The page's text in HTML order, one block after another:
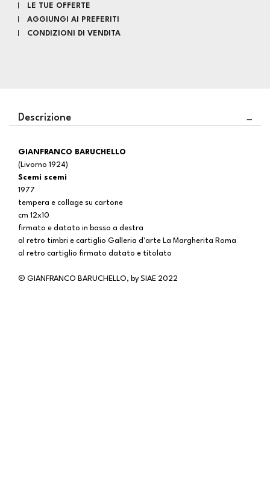
LE TUE OFFERTE
AGGIUNGI AI PREFERITI
CONDIZIONI DI VENDITA
Descrizione
GIANFRANCO BARUCHELLO
(Livorno 1924)
Scemi scemi
1977
tempera e collage su cartone
cm 12x10
firmato e datato in basso a destra
al retro timbri e cartiglio Galleria d'arte La Margherita Roma
al retro cartiglio firmato datato e titolato
© GIANFRANCO BARUCHELLO, by SIAE 2022